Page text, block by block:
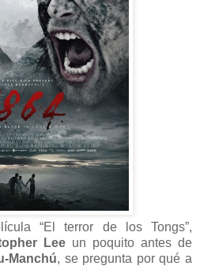
“El terror de los Tongs”,
Lee un poquito antes de
Manchú, se pregunta por qué a